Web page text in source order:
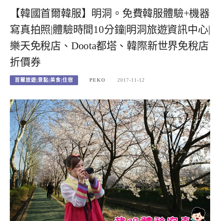
【韓國首爾韓服】明洞。免費韓服體驗+機器
寫真拍照|體驗時間10分鐘|明洞旅遊資訊中心|
樂天免稅店、Doota都塔、韓際新世界免稅店
折價券
首爾旅遊|景點|美食|住宿 PEKO 2017-11-12